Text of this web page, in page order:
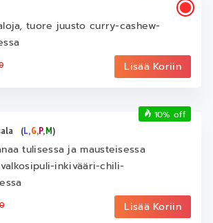
tuore juusto curry-cashew-
Lisää Koriin
(L,G,P,M)
tulisessa ja mausteisessa
inkivääri-chili-
Lisää Koriin
10% off